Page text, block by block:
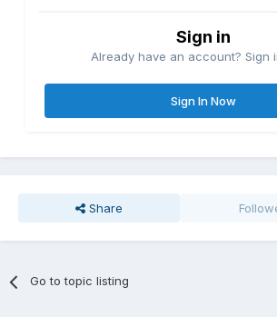
Sign in
Already have an account? Sign
Sign In Now
Share
Go to topic listing